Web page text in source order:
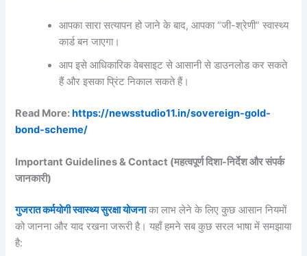
आपका सारा सत्यापन हो जाने के बाद, आपका “जी-श्रेणी” स्वास्थ्य
कार्ड बन जाएगा।
आप इसे आधिकारिक वेबसाइट से आसानी से डाउनलोड कर सकते
हैं और इसका प्रिंट निकाल सकते हैं।
Read More:https://newsstudio11.in/sovereign-gold-
bond-scheme/
Important Guidelines & Contact (महत्वपूर्ण दिशा-निर्देश और संपर्क
जानकारी)
गुजरात कर्मयोगी स्वास्थ्य सुरक्षा योजनाका लाभ लेने के लिए कुछ आसान नियमों
को जानना और याद रखना जरूरी है। यहाँ हमने सब कुछ सरल भाषा में समझाया
है: